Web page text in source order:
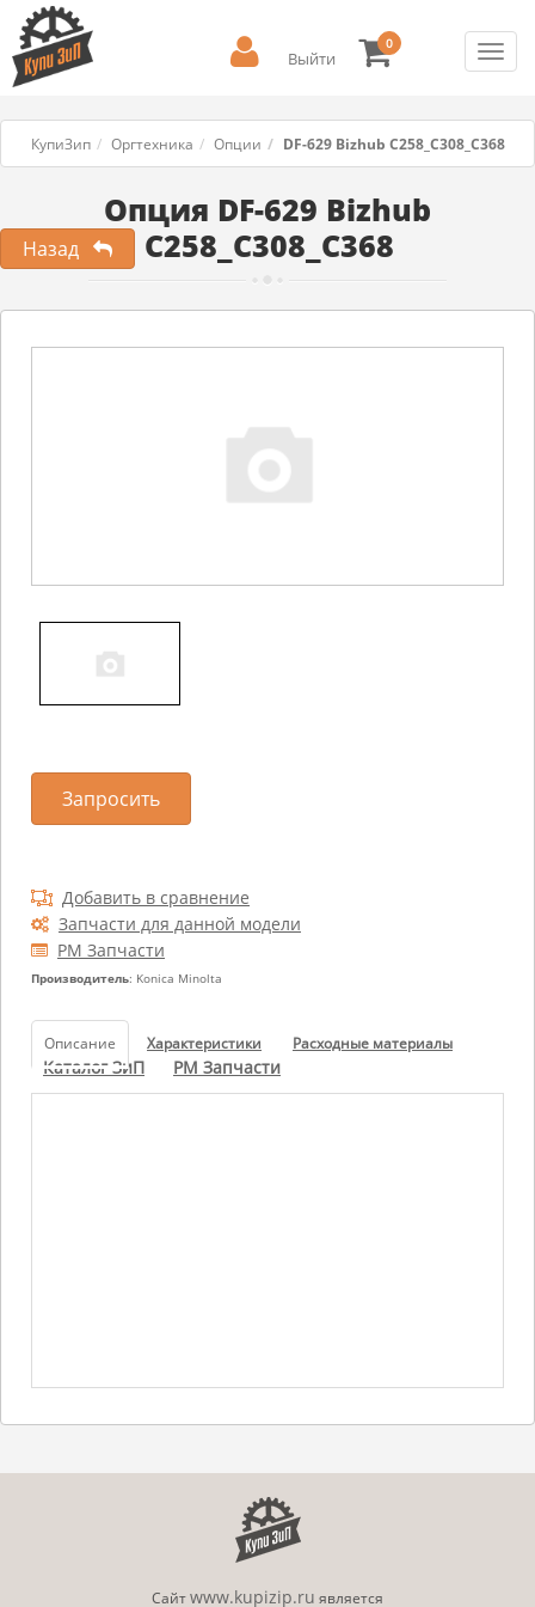
Выйти
0
КупиЗип Оргтехника Опции DF-629 Bizhub C258_C308_C368
Опция DF-629 Bizhub
C258_C308_C368
Назад
Добавить в сравнение
Запчасти для данной модели
РМ Запчасти
Производитель: Konica Minolta
Запросить
Описание Характеристики Расходные материалы
Каталог ЗиП РМ Запчасти
Сайтwww.kupizip.ru является